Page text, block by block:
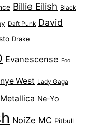
Billie Eilish Black
Daft Punk David
Drake
Evanescense Foo
West Lady Gaga
Metallica Ne-Yo
NoiZe MC Pitbull